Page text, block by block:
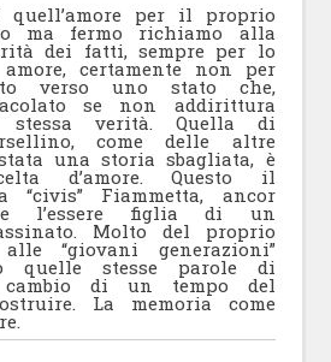
quell’amore per il proprio
ma fermo richiamo alla
dei fatti, sempre per lo
certamente non per
verso uno stato che,
se non addirittura
stessa verità. Quella di
come delle altre
una storia sbagliata, è
d’amore. Questo il
“civis” Fiammetta, ancor
l’essere figlia di un
Molto del proprio
“giovani generazioni”
quelle stesse parole di
di un tempo del
La memoria come